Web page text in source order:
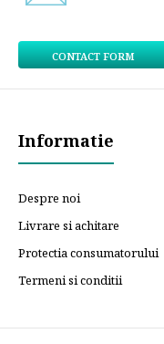
CONTACT FORM
Informatie
Despre noi
Livrare si achitare
Protectia consumatorului
Termeni si conditii